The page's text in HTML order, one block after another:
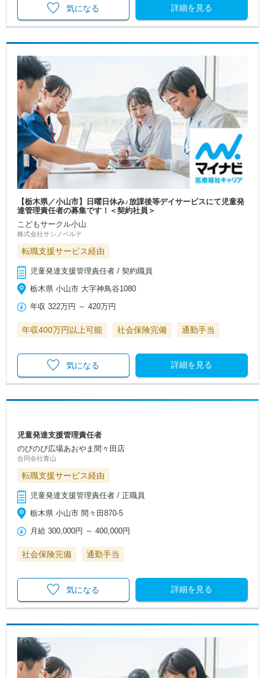
詳細を見る
気になる
【栃木県／小山市】日曜日休み♪放課後等デイサービスにて児童発
達管理責任者の募集です！＜契約社員＞
こどもサークル小山
株式会社サシノベルテ
転職支援サービス経由
児童発達支援管理責任者 / 契約職員
栃木県 小山市 大字神鳥谷1080
年収 322万円 ～420万円
年収400万円以上可能 社会保険完備 通勤手当
詳細を見る
気になる
児童発達支援管理責任者
のびのび広場あおやま間々田店
合同会社青山
転職支援サービス経由
児童発達支援管理責任者 / 正職員
栃木県 小山市 間々田870-5
月給 300,000円 ～400,000円
社会保険完備 通勤手当
詳細を見る
気になる